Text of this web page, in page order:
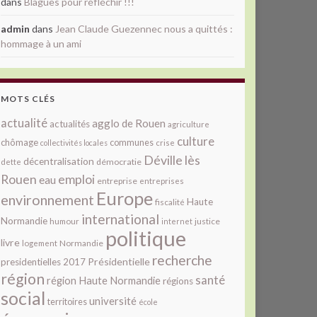
admin dans Jean Claude Guezennec nous a quittés :
hommage à un ami
MOTS CLÉS
actualité actualitésagglo de Rouen agriculture
chômage collectivités locales communes crise culture
dette décentralisation démocratie Déville lès
Rouen eau emploi entreprise entreprises
environnement Europe fiscalité Haute
Normandie humour international internet justice
livre logement Normandie politique
presidentielles 2017 Présidentielle recherche
région région Haute Normandie régions santé
social territoiresuniversité école